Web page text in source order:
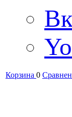
Корзина 0